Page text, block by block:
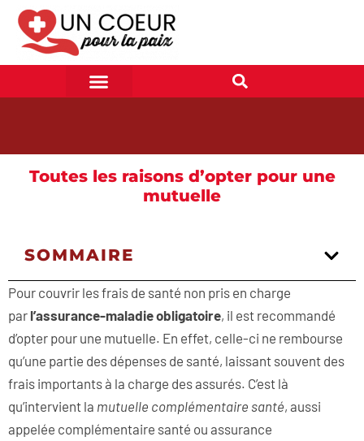
Toutes les raisons d’opter pour une
mutuelle
SOMMAIRE
Pour couvrir les frais de santé non pris en charge
par l’assurance-maladie obligatoire, il est recommandé
d’opter pour une mutuelle. En effet, celle-ci ne rembourse
qu’une partie des dépenses de santé, laissant souvent des
frais importants à la charge des assurés. C’est là
qu’intervient la mutuelle complémentaire santé, aussi
appelée complémentaire santé ou assurance